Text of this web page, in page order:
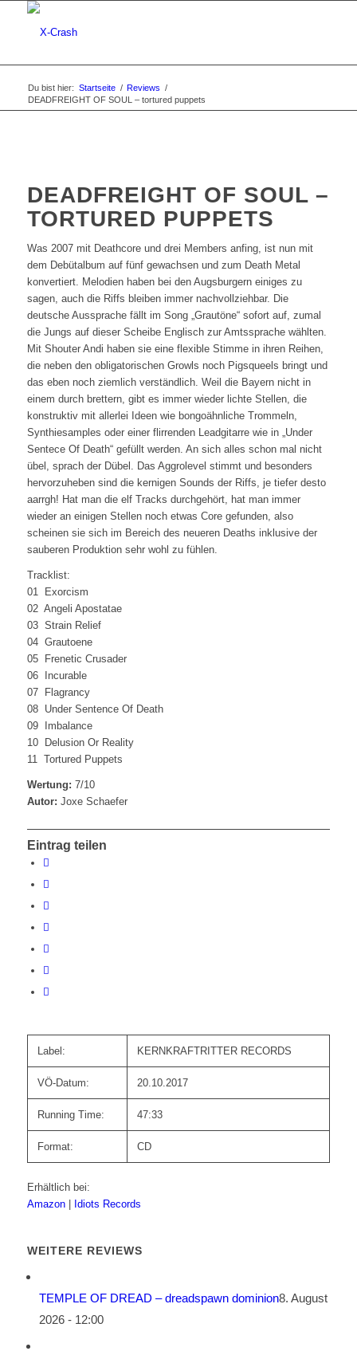
Du bist hier: Startseite / Reviews /
DEADFREIGHT OF SOUL – tortured puppets
DEADFREIGHT OF SOUL –
TORTURED PUPPETS
Was 2007 mit Deathcore und drei Members anfing, ist nun mit
dem Debütalbum auf fünf gewachsen und zum Death Metal
konvertiert. Melodien haben bei den Augsburgern einiges zu
sagen, auch die Riffs bleiben immer nachvollziehbar. Die
deutsche Aussprache fällt im Song „Grautöne“ sofort auf, zumal
die Jungs auf dieser Scheibe Englisch zur Amtssprache wählten.
Mit Shouter Andi haben sie eine flexible Stimme in ihren Reihen,
die neben den obligatorischen Growls noch Pigsqueels bringt und
das eben noch ziemlich verständlich. Weil die Bayern nicht in
einem durch brettern, gibt es immer wieder lichte Stellen, die
konstruktiv mit allerlei Ideen wie bongoähnliche Trommeln,
Synthiesamples oder einer flirrenden Leadgitarre wie in „Under
Sentece Of Death“ gefüllt werden. An sich alles schon mal nicht
übel, sprach der Dübel. Das Aggrolevel stimmt und besonders
hervorzuheben sind die kernigen Sounds der Riffs, je tiefer desto
aarrgh! Hat man die elf Tracks durchgehört, hat man immer
wieder an einigen Stellen noch etwas Core gefunden, also
scheinen sie sich im Bereich des neueren Deaths inklusive der
sauberen Produktion sehr wohl zu fühlen.
Tracklist:
01 Exorcism
02 Angeli Apostatae
03 Strain Relief
04 Grautoene
05 Frenetic Crusader
06 Incurable
07 Flagrancy
08 Under Sentence Of Death
09 Imbalance
10 Delusion Or Reality
11 Tortured Puppets
Wertung: 7/10
Autor: Joxe Schaefer
Eintrag teilen
Label: KERNKRAFTRITTER RECORDS
VÖ-Datum: 20.10.2017
Running Time: 47:33
Format: CD
Erhältlich bei:
Amazon
Idiots Records
WEITERE REVIEWS
TEMPLE OF DREAD – dreadspawn dominion8. August
2026 - 12:00